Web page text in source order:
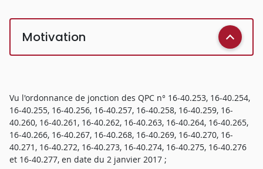
Motivation
Vu l'ordonnance de jonction des QPC n° 16-40.253, 16-40.254,
16-40.255, 16-40.256, 16-40.257, 16-40.258, 16-40.259, 16-
40.260, 16-40.261, 16-40.262, 16-40.263, 16-40.264, 16-40.265,
16-40.266, 16-40.267, 16-40.268, 16-40.269, 16-40.270, 16-
40.271, 16-40.272, 16-40.273, 16-40.274, 16-40.275, 16-40.276
et 16-40.277, en date du 2 janvier 2017 ;